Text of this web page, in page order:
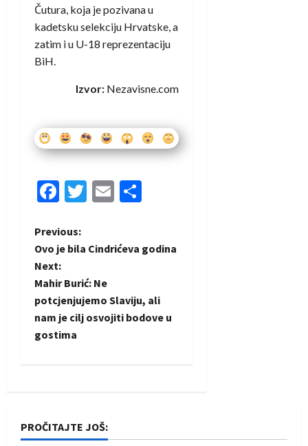
Čutura, koja je pozivana u
kadetsku selekciju Hrvatske, a
zatim i u U-18 reprezentaciju
BiH.
Izvor: Nezavisne.com
Facebook
Twitter
Email
P
o
s
t
i
Previous:
Ovo je bila Cindrićeva godina
Next:
Mahir Burić: Ne
potcjenjujemo Slaviju, ali
nam je cilj osvojiti bodove u
gostima
PROČITAJTE JOŠ: